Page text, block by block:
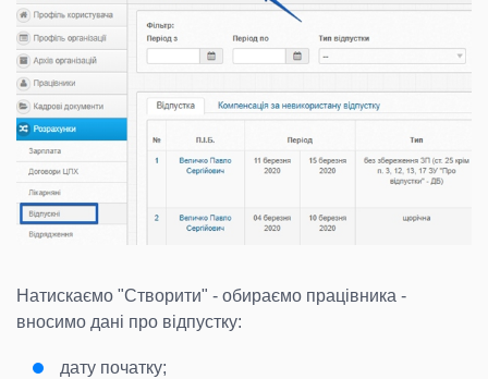
Натискаємо "Створити" - обираємо працівника -
вносимо дані про відпустку:
дату початку;